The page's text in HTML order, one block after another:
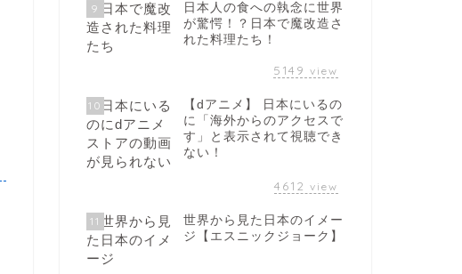
9
日本人の食への執念に世界
が驚愕！？日本で魔改造さ
れた料理たち！
5149 view
10
【dアニメ】 日本にいるの
に「海外からのアクセスで
す」と表示されて視聴でき
ない！
4612 view
11
世界から見た日本のイメー
ジ【エスニックジョーク】